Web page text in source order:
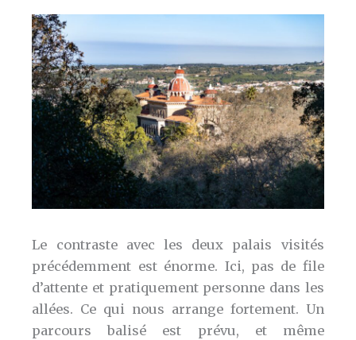
Le contraste avec les deux palais visités
précédemment est énorme. Ici, pas de file
d’attente et pratiquement personne dans les
allées. Ce qui nous arrange fortement. Un
parcours balisé est prévu, et même